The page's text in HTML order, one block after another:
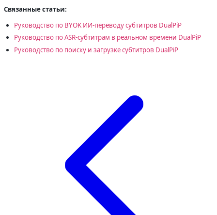
Связанные статьи:
Руководство по BYOK ИИ-переводу субтитров DualPiP
Руководство по ASR-субтитрам в реальном времени DualPiP
Руководство по поиску и загрузке субтитров DualPiP